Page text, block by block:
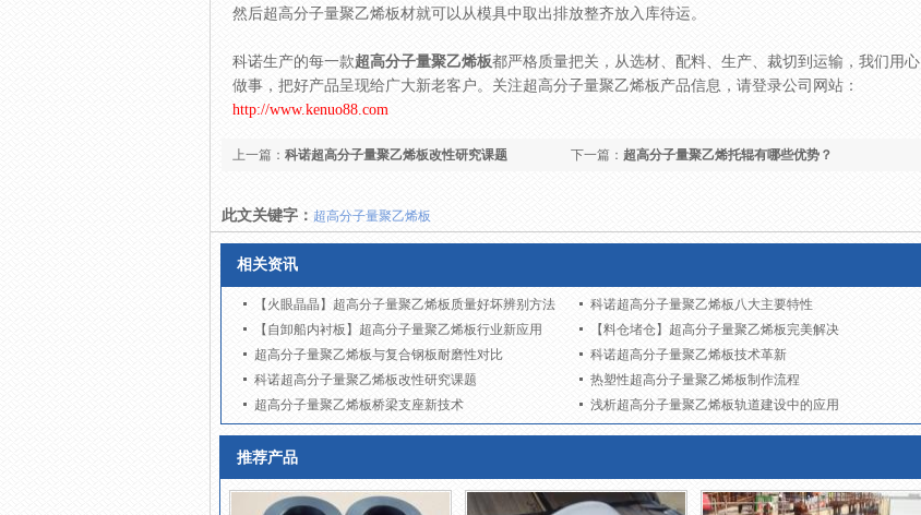
然后超高分子量聚乙烯板材就可以从模具中取出排放整齐放入库待运。
科诺生产的每一款超高分子量聚乙烯板都严格质量把关，从选材、配料、生产、裁切到运输，我们用心
做事，把好产品呈现给广大新老客户。关注超高分子量聚乙烯板产品信息，请登录公司网站：
http://www.kenuo88.com
下一篇： 超高分子量聚乙烯托辊有哪些优势？
上一篇： 科诺超高分子量聚乙烯板改性研究课题
此文关键字： 超高分子量聚乙烯板
相关资讯
【火眼晶晶】超高分子量聚乙烯板质量好坏辨别方法
科诺超高分子量聚乙烯板八大主要特性
【自卸船内衬板】超高分子量聚乙烯板行业新应用
【料仓堵仓】超高分子量聚乙烯板完美解决
超高分子量聚乙烯板与复合钢板耐磨性对比
科诺超高分子量聚乙烯板技术革新
科诺超高分子量聚乙烯板改性研究课题
热塑性超高分子量聚乙烯板制作流程
超高分子量聚乙烯板桥梁支座新技术
浅析超高分子量聚乙烯板轨道建设中的应用
推荐产品